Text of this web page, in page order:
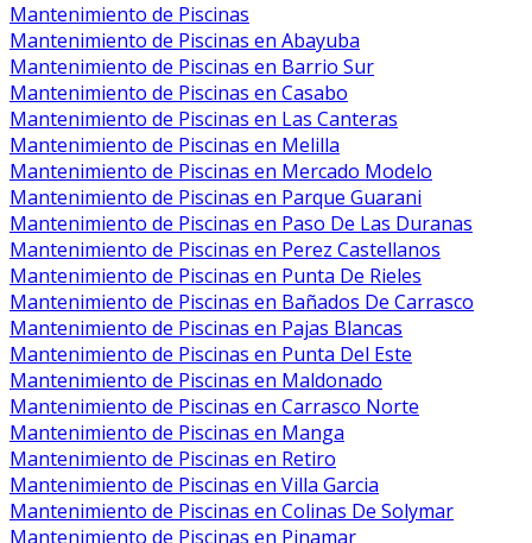
Mantenimiento de Piscinas
Mantenimiento de Piscinas en Abayuba
Mantenimiento de Piscinas en Barrio Sur
Mantenimiento de Piscinas en Casabo
Mantenimiento de Piscinas en Las Canteras
Mantenimiento de Piscinas en Melilla
Mantenimiento de Piscinas en Mercado Modelo
Mantenimiento de Piscinas en Parque Guarani
Mantenimiento de Piscinas en Paso De Las Duranas
Mantenimiento de Piscinas en Perez Castellanos
Mantenimiento de Piscinas en Punta De Rieles
Mantenimiento de Piscinas en Bañados De Carrasco
Mantenimiento de Piscinas en Pajas Blancas
Mantenimiento de Piscinas en Punta Del Este
Mantenimiento de Piscinas en Maldonado
Mantenimiento de Piscinas en Carrasco Norte
Mantenimiento de Piscinas en Manga
Mantenimiento de Piscinas en Retiro
Mantenimiento de Piscinas en Villa Garcia
Mantenimiento de Piscinas en Colinas De Solymar
Mantenimiento de Piscinas en Pinamar